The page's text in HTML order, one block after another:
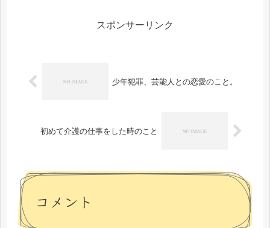
スポンサーリンク
少年犯罪、芸能人との恋愛のこと。
初めて介護の仕事をした時のこと
コメント